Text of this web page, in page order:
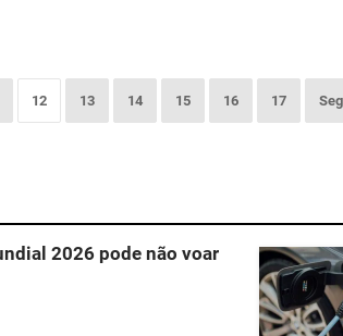
12 13 14 15 16 17
2026 pode não voar